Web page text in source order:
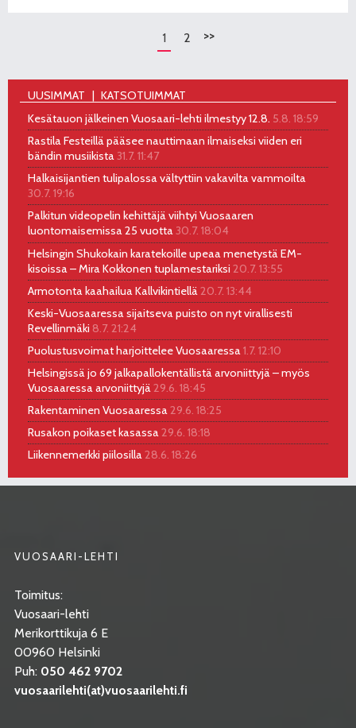
1 2 >>
UUSIMMAT
KATSOTUIMMAT
Kesätauon jälkeinen Vuosaari-lehti ilmestyy 12.8. 5.8. 18:59
Rastila Festeillä pääsee nauttimaan ilmaiseksi viiden eri
bändin musiikista31.7. 11:47
Halkaisijantien tulipalossa vältyttiin vakavilta vammoilta
30.7. 19:16
Palkitun videopelin kehittäjä viihtyi Vuosaaren
luontomaisemissa 25 vuotta30.7. 18:04
Helsingin Shukokain karatekoille upeaa menetystä EM-
kisoissa – Mira Kokkonen tuplamestariksi 20.7. 13:55
Armotonta kaahailua Kallvikintiellä 20.7. 13:44
Keski-Vuosaaressa sijaitseva puisto on nyt virallisesti
Revellinmäki 8.7. 21:24
Puolustusvoimat harjoittelee Vuosaaressa1.7. 12:10
Helsingissä jo 69 jalkapallokentällistä arvoniittyjä – myös
Vuosaaressa arvoniittyjä29.6. 18:45
Rakentaminen Vuosaaressa29.6. 18:25
Rusakon poikaset kasassa29.6. 18:18
Liikennemerkki piilosilla28.6. 18:26
VUOSAARI-LEHTI
Toimitus:
Vuosaari-lehti
Merikorttikuja 6 E
00960 Helsinki
Puh: 050 462 9702
vuosaarilehti(at)vuosaarilehti.fi